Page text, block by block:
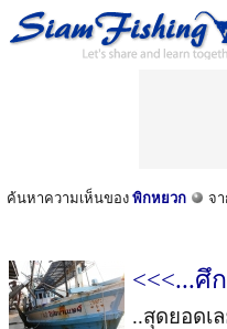
ค้นหาความเห็นของ พิกหยวก จ
<<<...ศึ
..สุดยอดเ